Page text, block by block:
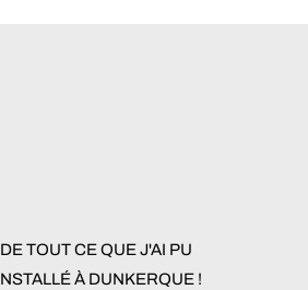
TOUT CE QUE J'AI PU
À DUNKERQUE !